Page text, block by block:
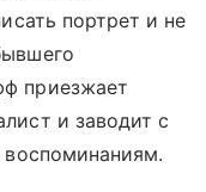
портрет и не
приезжает
и заводит с
воспоминаниям.